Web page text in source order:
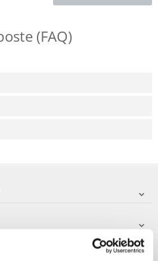
(FAQ)